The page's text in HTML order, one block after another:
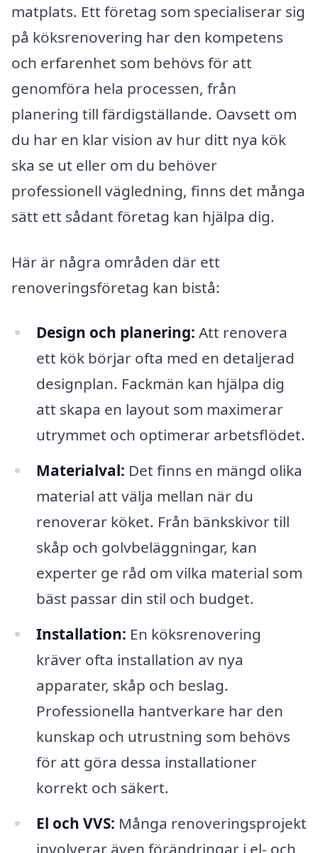
matplats. Ett företag som specialiserar sig
på köksrenovering har den kompetens
och erfarenhet som behövs för att
genomföra hela processen, från
planering till färdigställande. Oavsett om
du har en klar vision av hur ditt nya kök
ska se ut eller om du behöver
professionell vägledning, finns det många
sätt ett sådant företag kan hjälpa dig.
Här är några områden där ett
renoveringsföretag kan bistå:
Design och planering: Att renovera
ett kök börjar ofta med en detaljerad
designplan. Fackmän kan hjälpa dig
att skapa en layout som maximerar
utrymmet och optimerar arbetsflödet.
Materialval: Det finns en mängd olika
material att välja mellan när du
renoverar köket. Från bänkskivor till
skåp och golvbeläggningar, kan
experter ge råd om vilka material som
bäst passar din stil och budget.
Installation: En köksrenovering
kräver ofta installation av nya
apparater, skåp och beslag.
Professionella hantverkare har den
kunskap och utrustning som behövs
för att göra dessa installationer
korrekt och säkert.
El och VVS: Många renoveringsprojekt
involverar även förändringar i el- och